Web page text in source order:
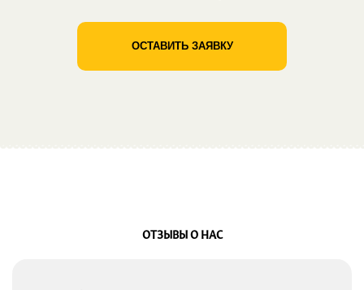
ОСТАВИТЬ ЗАЯВКУ
ОТЗЫВЫ О НАС